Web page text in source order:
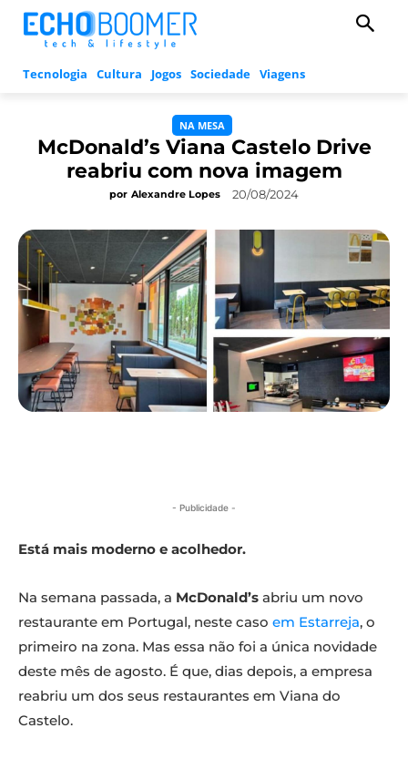
Tecnologia Cultura Jogos Sociedade Viagens
NA MESA
McDonald’s Viana Castelo Drive
reabriu com nova imagem
por Alexandre Lopes 20/08/2024
- Publicidade -
Está mais moderno e acolhedor.
Na semana passada, a McDonald’s abriu um novo
restaurante em Portugal, neste caso em Estarreja, o
primeiro na zona. Mas essa não foi a única novidade
deste mês de agosto. É que, dias depois, a empresa
reabriu um dos seus restaurantes em Viana do
Castelo.